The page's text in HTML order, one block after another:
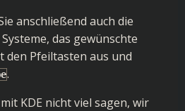
anschließend auch die
das gewünschte
den Pfeiltasten aus und
.
KDE nicht viel sagen, wir